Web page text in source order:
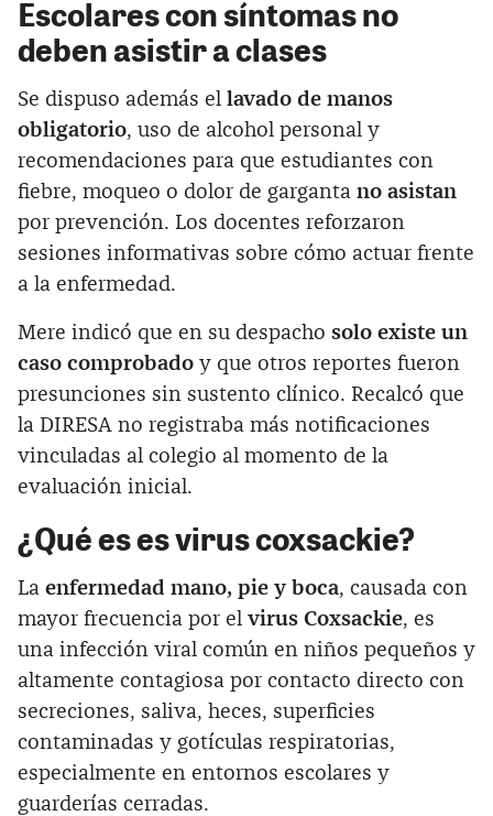
Escolares con síntomas no
deben asistir a clases
Se dispuso además el lavado de manos
obligatorio, uso de alcohol personal y
recomendaciones para que estudiantes con
fiebre, moqueo o dolor de garganta no asistan
por prevención. Los docentes reforzaron
sesiones informativas sobre cómo actuar frente
a la enfermedad.
Mere indicó que en su despacho solo existe un
caso comprobado y que otros reportes fueron
presunciones sin sustento clínico. Recalcó que
la DIRESA no registraba más notificaciones
vinculadas al colegio al momento de la
evaluación inicial.
¿Qué es es virus coxsackie?
La enfermedad mano, pie y boca, causada con
mayor frecuencia por el virus Coxsackie, es
una infección viral común en niños pequeños y
altamente contagiosa por contacto directo con
secreciones, saliva, heces, superficies
contaminadas y gotículas respiratorias,
especialmente en entornos escolares y
guarderías cerradas.